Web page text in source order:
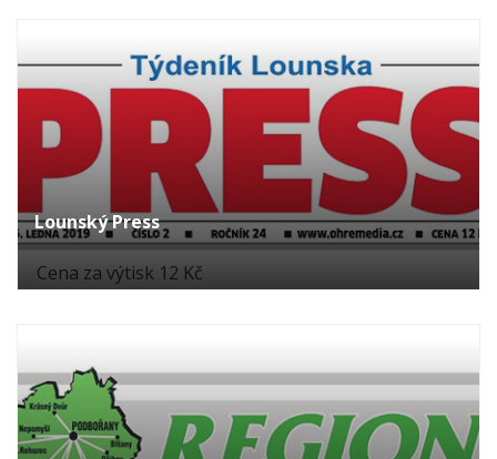
Lounský Press
Cena za výtisk 12 Kč